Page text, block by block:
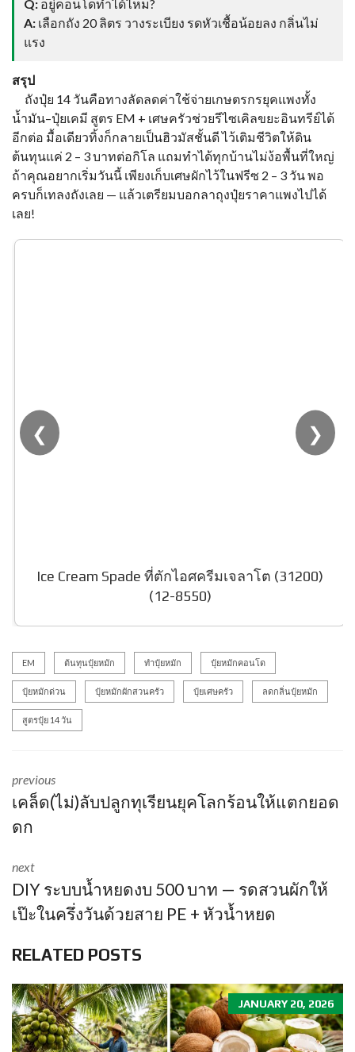
Q: อยู่คอนโดทำได้ไหม?
A: เลือกถัง 20 ลิตร วางระเบียง รดหัวเชื้อน้อยลง กลิ่นไม่
แรง
สรุป
ถังปุ๋ย 14 วันคือทางลัดลดค่าใช้จ่ายเกษตรกรยุคแพงทั้ง
น้ำมัน–ปุ๋ยเคมี สูตร EM + เศษครัวช่วยรีไซเคิลขยะอินทรีย์ได้
อีกต่อ มื้อเดียวทิ้งก็กลายเป็นฮิวมัสชั้นดี ไว้เติมชีวิตให้ดิน
ต้นทุนแค่ 2 – 3 บาทต่อกิโล แถมทำได้ทุกบ้านไม่ง้อพื้นที่ใหญ่
ถ้าคุณอยากเริ่มวันนี้ เพียงเก็บเศษผักไว้ในฟรีซ 2 – 3 วัน พอ
ครบก็เทลงถังเลย — แล้วเตรียมบอกลาถุงปุ๋ยราคาแพงไปได้
เลย!
Ice Cream Spade ที่ตักไอศครีมเจลาโต (31200)
(12-8550)
❮ ❯
EM ต้นทุนปุ๋ยหมัก ทำปุ๋ยหมัก ปุ๋ยหมักคอนโด
ปุ๋ยหมักด่วน ปุ๋ยหมักผักสวนครัว ปุ๋ยเศษครัว ลดกลิ่นปุ๋ยหมัก
สูตรปุ๋ย 14 วัน
previous
เคล็ด(ไม่)ลับปลูกทุเรียนยุคโลกร้อนให้แตกยอด
ดก
next
DIY ระบบน้ำหยดงบ 500 บาท — รดสวนผักให้
เป๊ะในครึ่งวันด้วยสาย PE + หัวน้ำหยด
RELATED POSTS
JANUARY 20, 2026